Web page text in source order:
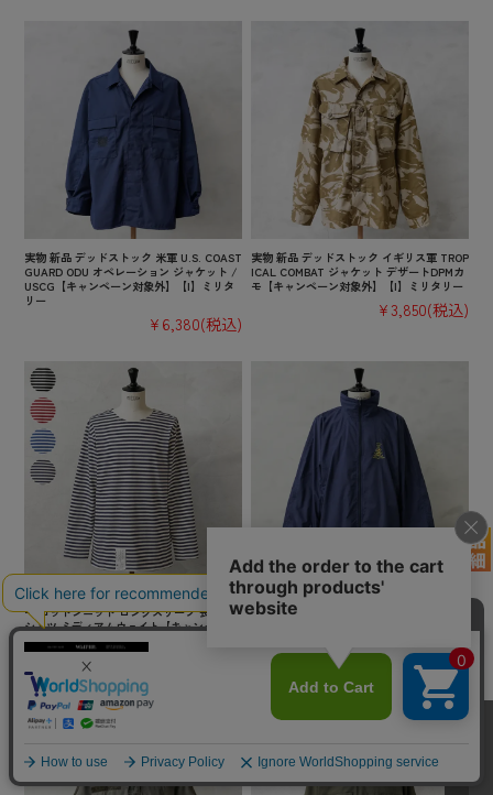
実物 新品 デッドストック 米軍 U.S. COAST
GUARD ODU オペレーション ジャケット /
USCG【キャンペーン対象外】【I】ミリタ
リー
¥6,380(税込)
実物 新品 デッドストック イギリス軍 TROP
ICAL COMBAT ジャケット デザートDPMカ
モ【キャンペーン対象外】【I】ミリタリー
¥3,850(税込)
実物 新品 デッドストック ロシア軍 ボーダ
ー コットンニット ロングスリーブ 長袖 T
シャツ ミディアムウェイト【キャンペーン
対象外】【I】 ミリタリー
実物 USED オランダ軍 トレーニングジャケ
ット【キャンペーン対象外】【I】 ミリタリ
¥6,380(税込)